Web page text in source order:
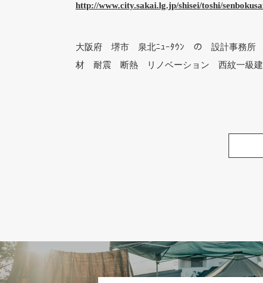
http://www.city.sakai.lg.jp/shisei/toshi/
大阪府 堺市 泉北ﾆｭｰﾀｳﾝ の 設計事務所
材 耐震 断熱 リノベーション 西紋一級建